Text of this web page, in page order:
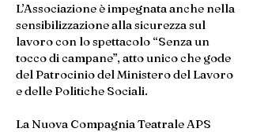
L’Associazione è impegnata anche nella
sensibilizzazione alla sicurezza sul
lavoro con lo spettacolo “Senza un
tocco di campane”, atto unico che gode
del Patrocinio del Ministero del Lavoro
e delle Politiche Sociali.
La Nuova Compagnia Teatrale APS